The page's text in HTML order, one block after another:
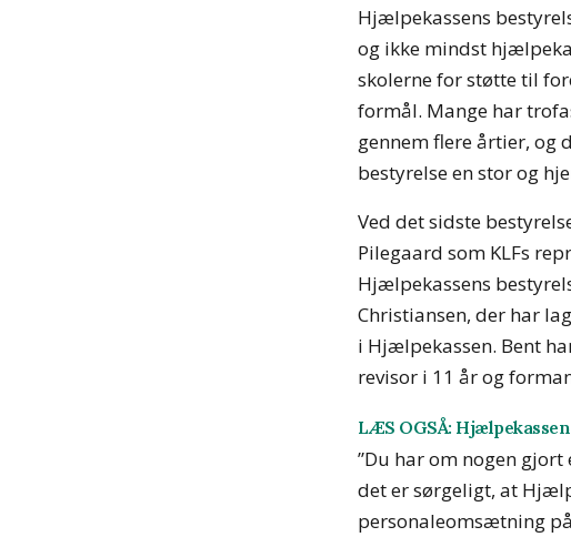
Hjælpekassens
og ikke mindst
skolerne for støtte til
formål. Mange har
gennem flere årtier, og
bestyrelse en stor og
Ved det sidste
Pilegaard som KLFs
Hjælpekassens
Christiansen, der har
i Hjælpekassen. Bent
revisor i 11 år og
LÆS OGSÅ:
”Du har om nogen gjort
det er sørgeligt, at
personaleomsætning